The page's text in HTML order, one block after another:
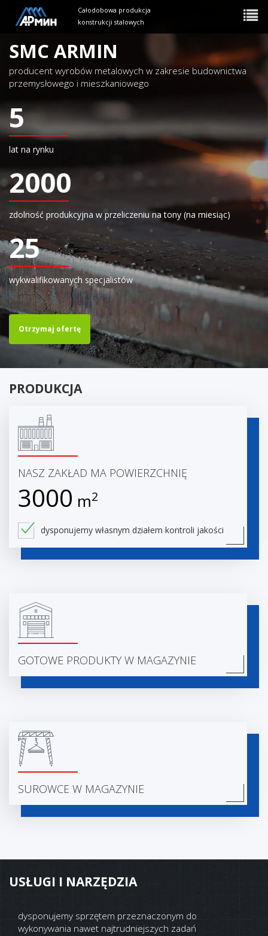
Toggle
Całodobowa produkcja
konstrukcji stalowych
SMC ARMIN
producent wyrobów metalowych w zakresie budownictwa
przemysłowego i mieszkaniowego
5
lat na rynku
2000
zdolność produkcyjna w przeliczeniu na tony (na miesiąc)
25
wykwalifikowanych specjalistów
Otrzymaj ofertę
PRODUKCJA
NASZ ZAKŁAD MA POWIERZCHNIĘ
3000 m2
dysponujemy własnym działem kontroli jakości
GOTOWE PRODUKTY W MAGAZYNIE
SUROWCE W MAGAZYNIE
USŁUGI I NARZĘDZIA
dysponujemy sprzętem przeznaczonym do
wykonywania nawet najtrudniejszych zadań